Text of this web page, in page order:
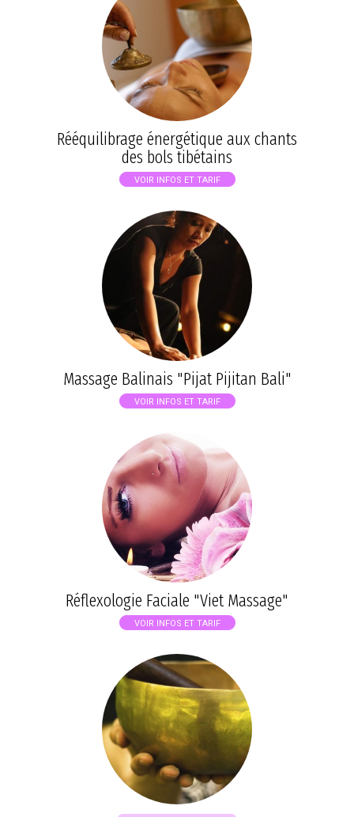
Rééquilibrage énergétique aux chants
des bols tibétains
VOIR INFOS ET TARIF
Massage Balinais "Pijat Pijitan Bali"
VOIR INFOS ET TARIF
Réflexologie Faciale "Viet Massage"
VOIR INFOS ET TARIF